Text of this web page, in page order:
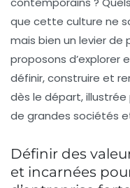
que cette culture ne
mais bien un levier de
proposons d’explorer
définir, construire et
dès le départ,
de grandes sociétés
Définir des
et incarnées